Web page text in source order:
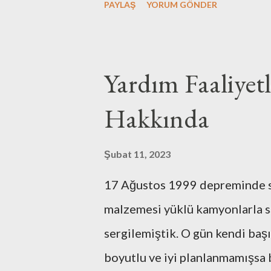
semti çevreliyorlardı. Sokak
çıkarken, başıma geçirilmiş
sokağımı göremediğimde
Bugün bu nedenle biraz daha
şükrettiğim duvarı aşarak
uzunca bir zamandır old...
PAYLAŞ YORUM GÖNDER
Yardım
Hakkında
Şubat 11, 2023
17 Ağustos 1999 depreminde
malzemesi yüklü kamyonlarla
sergilemiştik. O gün kendi
boyutlu ve iyi planlanmamışsa